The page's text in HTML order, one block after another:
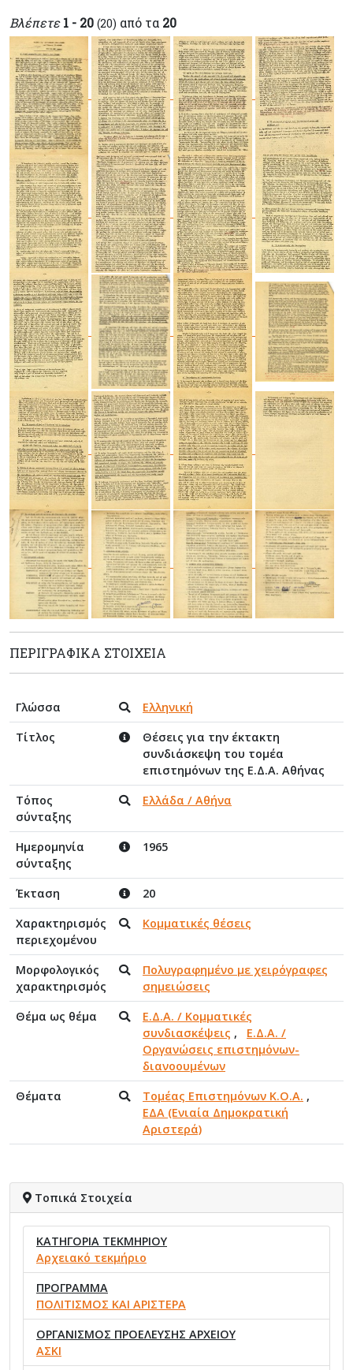
Βλέπετε 1 - 20 (20) από τα 20
ΠΕΡΙΓΡΑΦΙΚΆ ΣΤΟΙΧΕΊΑ
Γλώσσα
Ελληνική
Τίτλος
Θέσεις για την έκτακτη
συνδιάσκεψη του τομέα
επιστημόνων της Ε.Δ.Α. Αθήνας
Τόπος
σύνταξης
Ελλάδα / Αθήνα
Ημερομηνία
σύνταξης
1965
Έκταση
20
Χαρακτηρισμός
περιεχομένου
Κομματικές θέσεις
Μορφολογικός
χαρακτηρισμός
Πολυγραφημένο με χειρόγραφες
σημειώσεις
Θέμα ως θέμα
Ε.Δ.Α. / Κομματικές
συνδιασκέψεις , Ε.Δ.Α. /
Οργανώσεις επιστημόνων-
διανοουμένων
Θέματα
Τομέας Επιστημόνων Κ.Ο.Α. ,
ΕΔΑ (Ενιαία Δημοκρατική
Αριστερά)
Τοπικά Στοιχεία
ΚΑΤΗΓΟΡΙΑ ΤΕΚΜΗΡΙΟΥ
Αρχειακό τεκμήριο
ΠΡΟΓΡΑΜΜΑ
ΠΟΛΙΤΙΣΜΟΣ ΚΑΙ ΑΡΙΣΤΕΡΑ
ΟΡΓΑΝΙΣΜΟΣ ΠΡΟΕΛΕΥΣΗΣ ΑΡΧΕΙΟΥ
ΑΣΚΙ